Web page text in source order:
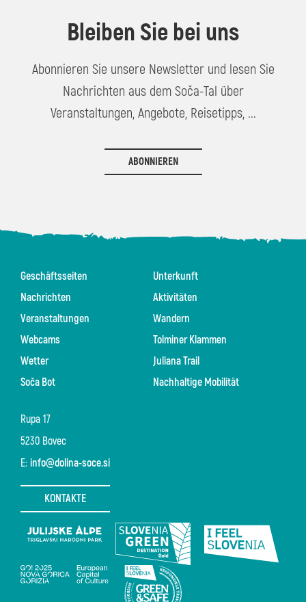
Bleiben Sie bei uns
Abonnieren Sie unsere Newsletter und lesen Sie
Nachrichten aus dem Soča-Tal über
Veranstaltungen, Angebote, Reisetipps, ...
ABONNIEREN
Rupa 17
5230 Bovec
E: info@dolina-soce.si
KONTAKTE
Geschäftsseiten
Nachrichten
Veranstaltungen
Webcams
Wetter
Soča Bot
Unterkunft
Aktivitäten
Wandern
Tolminer Klammen
Juliana Trail
Nachhaltige Mobilität